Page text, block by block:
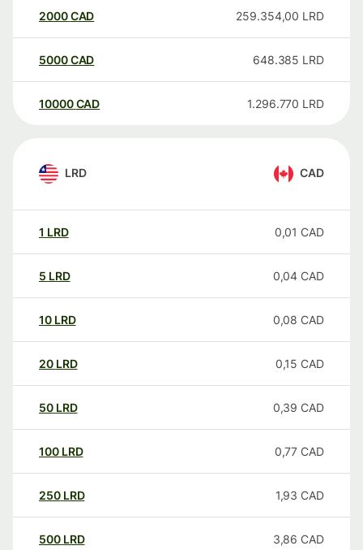
2000CAD 259.354,00 LRD
5000CAD 648.385 LRD
10000 CAD 1.296.770 LRD
LRD CAD
1 LRD 0,01 CAD
5 LRD 0,04 CAD
10 LRD 0,08 CAD
20 LRD 0,15 CAD
50 LRD 0,39 CAD
100 LRD 0,77 CAD
250 LRD 1,93 CAD
500 LRD 3,86 CAD